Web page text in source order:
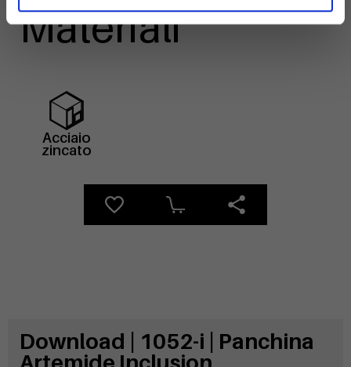
Materiali
Acciaio
zincato
Download | 1052-i | Panchina